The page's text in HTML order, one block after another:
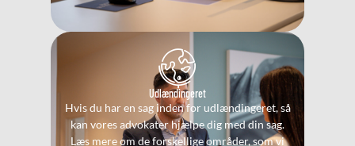
Udlændingeret
Hvis du har en sag inden for udlændingeret, så
kan vores advokater hjælpe dig med din sag.
Læs mere om de forskellige områder, som vi